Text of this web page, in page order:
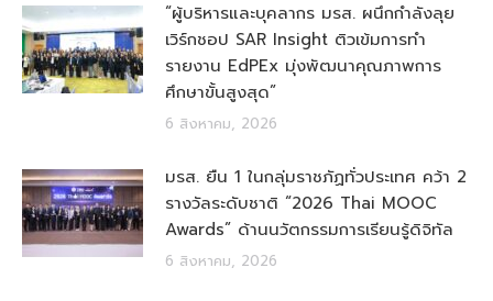
“ผู้บริหารและบุคลากร มรส. ผนึกกำลังลุย
เวิร์กชอป SAR Insight ติวเข้มการทำ
รายงาน EdPEx มุ่งพัฒนาคุณภาพการ
ศึกษาขั้นสูงสุด”
6 สิงหาคม, 2026
มรส. ยืน 1 ในกลุ่มราชภัฏทั่วประเทศ คว้า 2
รางวัลระดับชาติ “2026 Thai MOOC
Awards” ด้านนวัตกรรมการเรียนรู้ดิจิทัล
6 สิงหาคม, 2026